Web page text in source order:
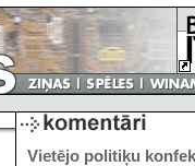
Vietējo politiķu